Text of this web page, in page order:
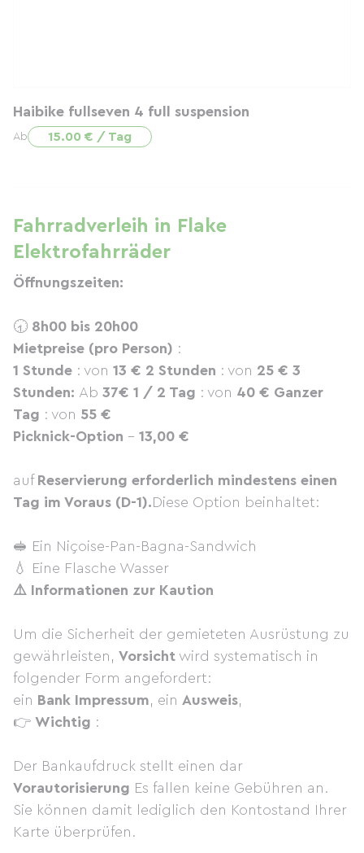
Haibike fullseven 4 full suspension
Ab 15.00 € / Tag
Fahrradverleih in Flake
Elektrofahrräder
Öffnungszeiten:
🕣 8h00 bis 20h00
Mietpreise (pro Person) :
1 Stunde : von 13 € 2 Stunden : von 25 € 3
Stunden: Ab 37€ 1 / 2 Tag : von 40 € Ganzer
Tag : von 55 €
Picknick-Option - 13,00 €
auf Reservierung erforderlich mindestens einen
Tag im Voraus (D-1).Diese Option beinhaltet:
🥪 Ein Niçoise-Pan-Bagna-Sandwich
💧 Eine Flasche Wasser
⚠️ Informationen zur Kaution
Um die Sicherheit der gemieteten Ausrüstung zu
gewährleisten, Vorsicht wird systematisch in
folgender Form angefordert:
ein Bank Impressum, ein Ausweis,
👉 Wichtig :
Der Bankaufdruck stellt einen dar
Vorautorisierung Es fallen keine Gebühren an.
Sie können damit lediglich den Kontostand Ihrer
Karte überprüfen.